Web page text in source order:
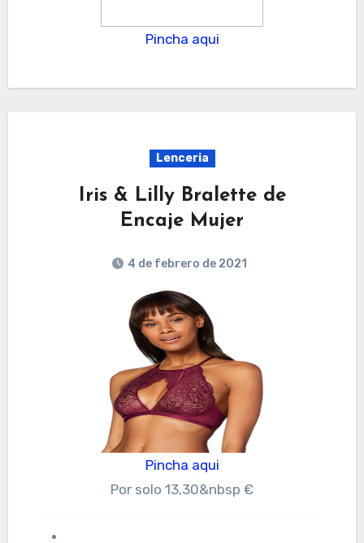
Pincha aqui
Lenceria
Iris & Lilly Bralette de
Encaje Mujer
4 de febrero de 2021
Pincha aqui
Por solo 13,30&nbsp €